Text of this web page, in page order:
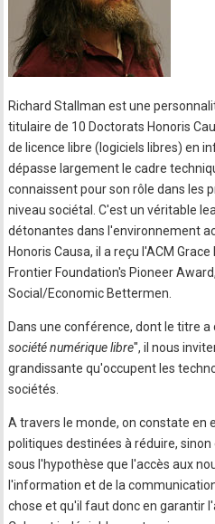
Richard Stallman est une
titulaire de 10 Doctorats Honoris
de licence libre (logiciels libres) en
dépasse largement le cadre
connaissent pour son rôle dans les
niveau sociétal. C'est un véritable
détonantes dans l'environnement
Honoris Causa, il a reçu l'ACM
Frontier Foundation's Pioneer
Social/Economic Bettermen.
Dans une conférence, dont le titre a
société numérique libre", il nous
grandissante qu'occupent les
sociétés.
A travers le monde, on constate en
politiques destinées à réduire,
sous l'hypothèse que l'accès aux
l'information et de la
chose et qu'il faut donc en garantir